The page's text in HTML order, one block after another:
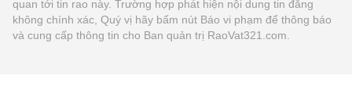
quan tới tin rao này. Trường hợp phát hiện nội dung tin đăng
không chính xác, Quý vị hãy bấm nút Báo vi phạm để thông báo
và cung cấp thông tin cho Ban quản trị RaoVat321.com.